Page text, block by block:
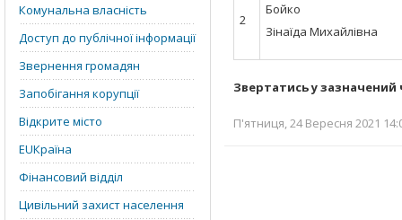
Комунальна власність
Доступ до публічної інформації
Звернення громадян
Запобігання корупції
Відкрите місто
EUКраїна
Фінансовий відділ
Цивільний захист населення
2
Бойко
Зінаїда Михайлівна
Звертатись у зазначений
П'ятниця, 24 Вересня 2021